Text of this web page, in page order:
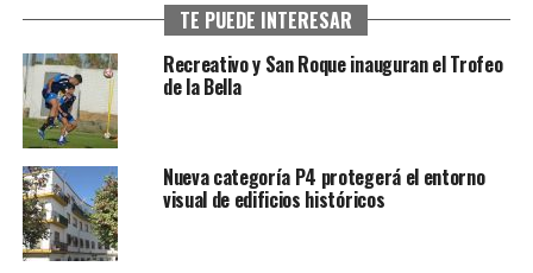
TE PUEDE INTERESAR
Recreativo y San Roque inauguran el Trofeo
de la Bella
Nueva categoría P4 protegerá el entorno
visual de edificios históricos